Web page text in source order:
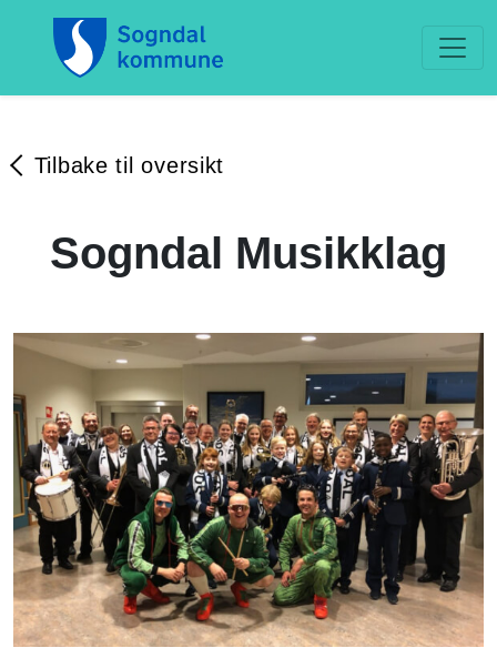
Tilbake til oversikt
Sogndal Musikklag